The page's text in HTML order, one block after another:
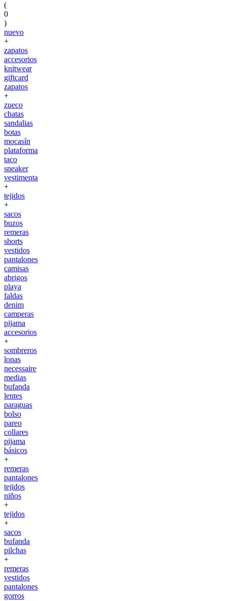
(
0
)
nuevo
+
zapatos
accesorios
knitwear
giftcard
zapatos
+
zueco
chatas
sandalias
botas
mocasín
plataforma
taco
sneaker
vestimenta
+
tejidos
+
sacos
buzos
remeras
shorts
vestidos
pantalones
camisas
abrigos
playa
faldas
denim
camperas
pijama
accesorios
+
sombreros
lonas
necessaire
medias
bufanda
lentes
paraguas
bolso
pareo
collares
pijama
básicos
+
remeras
pantalones
tejidos
niños
+
tejidos
+
sacos
bufanda
pilchas
+
remeras
vestidos
pantalones
gorros